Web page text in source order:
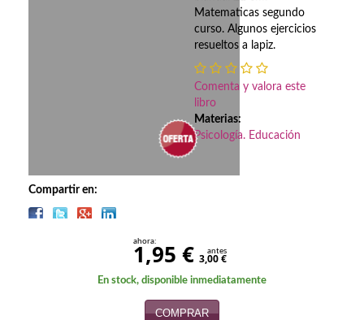
Deportes
Discos deVinilo. LP
Compartir en:
Matematicas segundo
curso. Algunos ejercicios
resueltos a lapiz.
Comenta y valora este
libro
Materias:
Psicología. Educación
ahora:
1,95 € antes
3,00 €
En stock, disponible inmediatamente
COMPRAR